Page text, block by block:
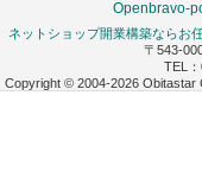
Openbravo-
ネットショップ開業構築ならお
〒543-
TEL
Copyright © 2004-2026